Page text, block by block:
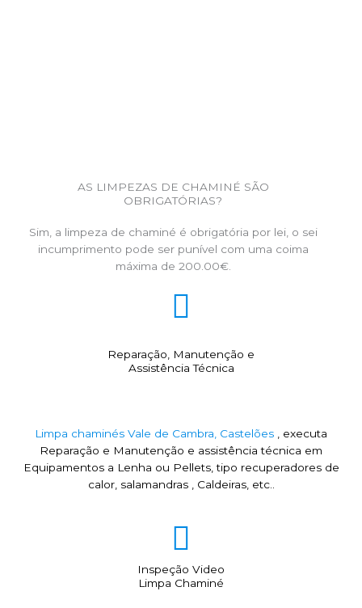
AS LIMPEZAS DE CHAMINÉ SÃO
OBRIGATÓRIAS?
Sim, a limpeza de chaminé é obrigatória por lei, o sei
incumprimento pode ser punível com uma coima
máxima de 200.00€.
Reparação, Manutenção e
Assistência Técnica
Limpa chaminés Vale de Cambra, Castelões , executa
Reparação e Manutenção e assistência técnica em
Equipamentos a Lenha ou Pellets, tipo recuperadores de
calor, salamandras , Caldeiras, etc..
Inspeção Video
Limpa Chaminé